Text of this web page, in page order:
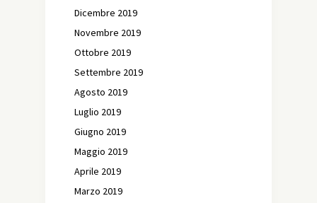
Dicembre 2019
Novembre 2019
Ottobre 2019
Settembre 2019
Agosto 2019
Luglio 2019
Giugno 2019
Maggio 2019
Aprile 2019
Marzo 2019